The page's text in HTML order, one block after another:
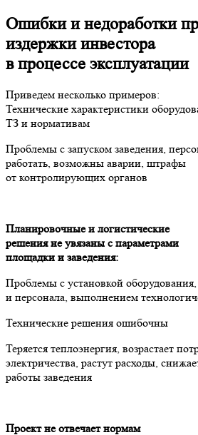
Ошибки и недоработки
издержки инвестора
в процессе эксплуатации
Приведем несколько примеров:
Технические характеристики
ТЗ и нормативам
Проблемы с запуском заведения,
работать, возможны аварии, штрафы
от контролирующих органов
Планировочные и логистические
решения не увязаны с параметрами
площадки и заведения:
Проблемы с установкой
и персонала, выполнением
Технические решения ошибочны
Теряется теплоэнергия, возрастает
электричества, растут расходы,
работы заведения
Проект не отвечает нормам